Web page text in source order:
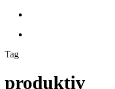
Tag
produktiv